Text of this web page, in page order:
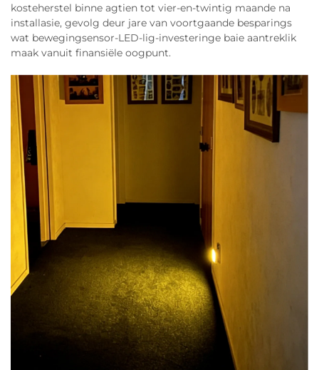
kosteherstel binne agtien tot vier-en-twintig maande na
installasie, gevolg deur jare van voortgaande besparings
wat bewegingsensor-LED-lig-investeringe baie aantreklik
maak vanuit finansiële oogpunt.